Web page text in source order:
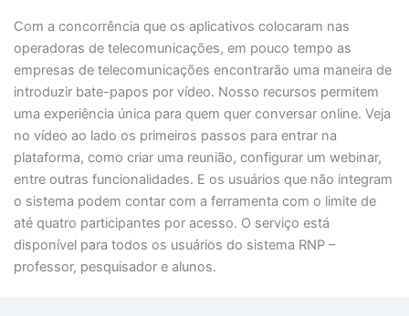
Com a concorrência que os aplicativos colocaram nas
operadoras de telecomunicações, em pouco tempo as
empresas de telecomunicações encontrarão uma maneira de
introduzir bate-papos por vídeo. Nosso recursos permitem
uma experiência única para quem quer conversar online. Veja
no vídeo ao lado os primeiros passos para entrar na
plataforma, como criar uma reunião, configurar um webinar,
entre outras funcionalidades. E os usuários que não integram
o sistema podem contar com a ferramenta com o limite de
até quatro participantes por acesso. O serviço está
disponível para todos os usuários do sistema RNP –
professor, pesquisador e alunos.